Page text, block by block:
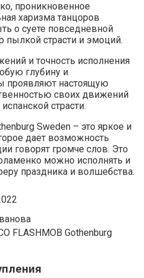
проникновенное
харизма танцоров
о суете повседневной
пылкой страсти и эмоций.
и точность исполнения
глубину и
проявляют настоящую
своих движений
страсти.
Sweden – это яркое и
дает возможность
говорят громче слов. Это
можно исполнять и
праздника и волшебства.
FLASHMOB Gothenburg